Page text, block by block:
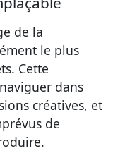
de la
le plus
Cette
dans
créatives, et
de